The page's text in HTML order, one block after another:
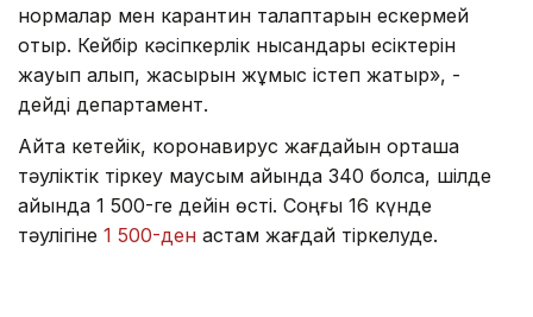
нормалар мен карантин талаптарын ескермей
отыр. Кейбір кәсіпкерлік нысандары есіктерін
жауып алып, жасырын жұмыс істеп жатыр», -
дейді департамент.
Айта кетейік, коронавирус жағдайын орташа
тәуліктік тіркеу маусым айында 340 болса, шілде
айында 1 500-ге дейін өсті. Соңғы 16 күнде
тәулігіне 1 500-ден астам жағдай тіркелуде.